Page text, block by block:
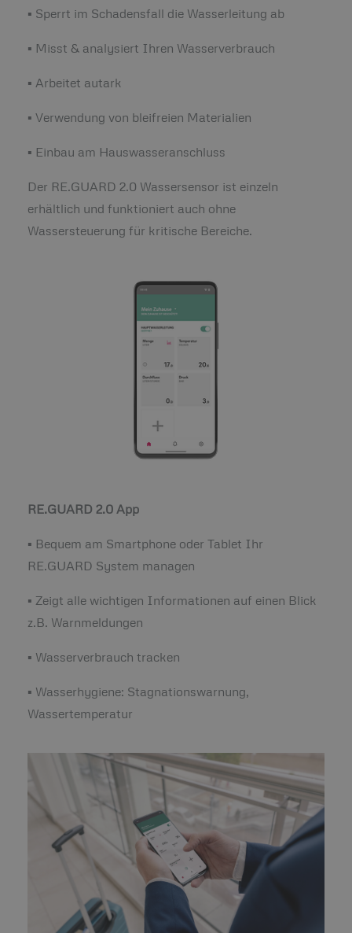
▪ Sperrt im Schadensfall die Wasserleitung ab
▪ Misst & analysiert Ihren Wasserverbrauch
▪ Arbeitet autark
▪ Verwendung von bleifreien Materialien
▪ Einbau am Hauswasseranschluss
Der RE.GUARD 2.0 Wassersensor ist einzeln
erhältlich und funktioniert auch ohne
Wassersteuerung für kritische Bereiche.
RE.GUARD 2.0 App
▪ Bequem am Smartphone oder Tablet Ihr
RE.GUARD System managen
▪ Zeigt alle wichtigen Informationen auf einen Blick
z.B. Warnmeldungen
▪ Wasserverbrauch tracken
▪ Wasserhygiene: Stagnationswarnung,
Wassertemperatur